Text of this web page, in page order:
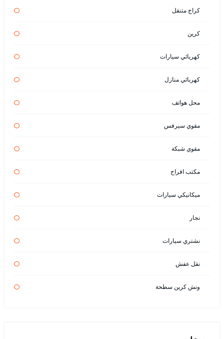
كراج متنقل
كرين
كهربائي سيارات
كهربائي منازل
محل هواتف
مقوي سيرفس
مقوي شبكة
مكتب افراح
ميكانيكي سيارات
نجار
نشتري سيارات
نقل عفش
ونش كرين سطحة